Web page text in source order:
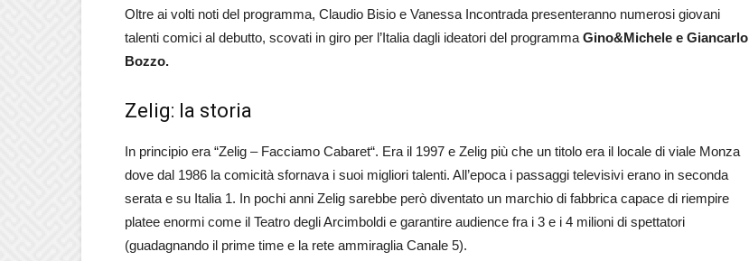
Oltre ai volti noti del programma, Claudio Bisio e Vanessa Incontrada presenteranno numerosi giovani
talenti comici al debutto, scovati in giro per l’Italia dagli ideatori del programma Gino&Michele e Giancarlo
Bozzo.
Zelig: la storia
In principio era “Zelig – Facciamo Cabaret“. Era il 1997 e Zelig più che un titolo era il locale di viale Monza
dove dal 1986 la comicità sfornava i suoi migliori talenti. All’epoca i passaggi televisivi erano in seconda
serata e su Italia 1. In pochi anni Zelig sarebbe però diventato un marchio di fabbrica capace di riempire
platee enormi come il Teatro degli Arcimboldi e garantire audience fra i 3 e i 4 milioni di spettatori
(guadagnando il prime time e la rete ammiraglia Canale 5).